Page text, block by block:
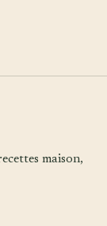
maison,